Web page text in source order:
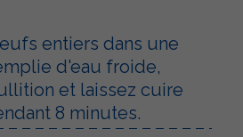
entiers dans une
d'eau froide,
et laissez cuire
8 minutes.